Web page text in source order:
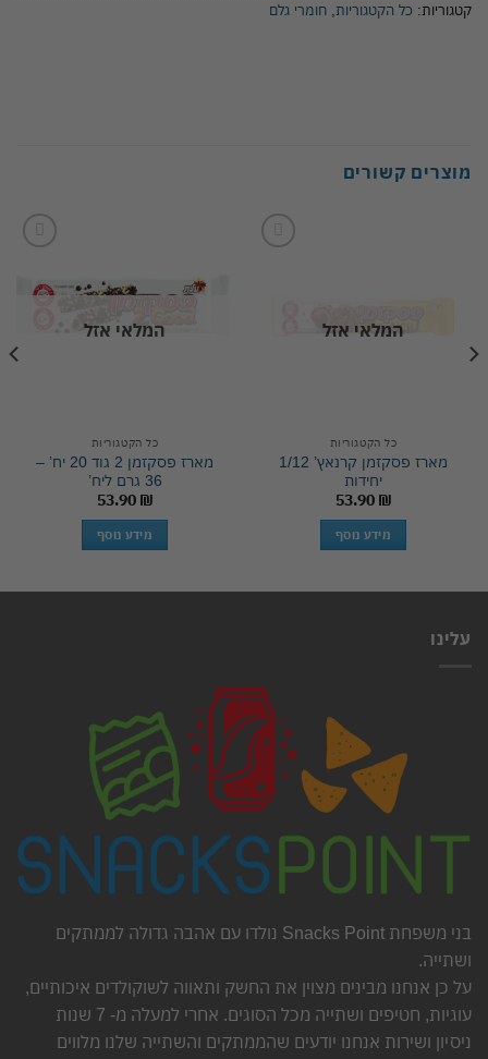
קטגוריות: כל הקטגוריות, חומרי גלם
מוצרים קשורים
המלאי אזל
כל הקטגוריות
מארז פסקזמן קרנאץ’ 1/12
יחידות
53.90 ₪
מידע נוסף
המלאי אזל
כל הקטגוריות
מארז פסקזמן 2 גוד 20 יח’ –
36 גרם ליח’
53.90 ₪
מידע נוסף
עלינו
בני משפחת Snacks Point נולדו עם אהבה גדולה לממתקים
ושתייה.
על כן אנחנו מבינים מצוין את החשק ותאווה לשוקולדים איכותיים,
עוגיות, חטיפים ושתייה מכל הסוגים. אחרי למעלה מ- 7 שנות
ניסיון ושירות אנחנו יודעים שהממתקים והשתייה שלנו מלווים